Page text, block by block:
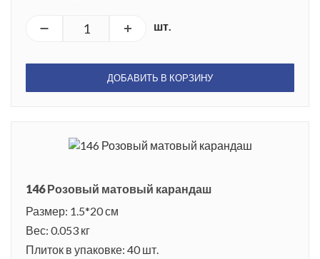
шт.
ДОБАВИТЬ В КОРЗИНУ
146 Розовый матовый карандаш
Размер: 1.5*20 см
Вес: 0.053 кг
Плиток в упаковке: 40 шт.